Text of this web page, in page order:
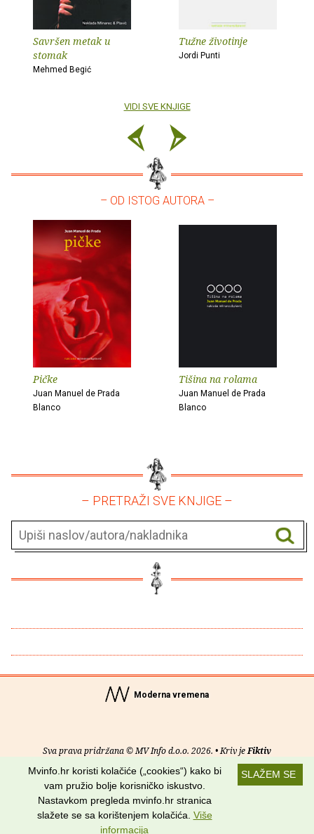
Savršen metak u
stomak
Mehmed Begić
Tužne životinje
Jordi Punti
VIDI SVE KNJIGE
– OD ISTOG AUTORA –
Pičke
Juan Manuel de Prada
Blanco
Tišina na rolama
Juan Manuel de Prada
Blanco
– PRETRAŽI SVE KNJIGE –
Moderna vremena
Sva prava pridržana © MV Info d.o.o. 2026. • Kriv jeFiktiv
Uvjeti korištenja RSS kanali
Potraži nas na:
SLAŽEM SE
Mvinfo.hr koristi kolačiće („cookies“) kako bi
vam pružio bolje korisničko iskustvo.
Nastavkom pregleda mvinfo.hr stranica
slažete se sa korištenjem kolačića. Više
informacija